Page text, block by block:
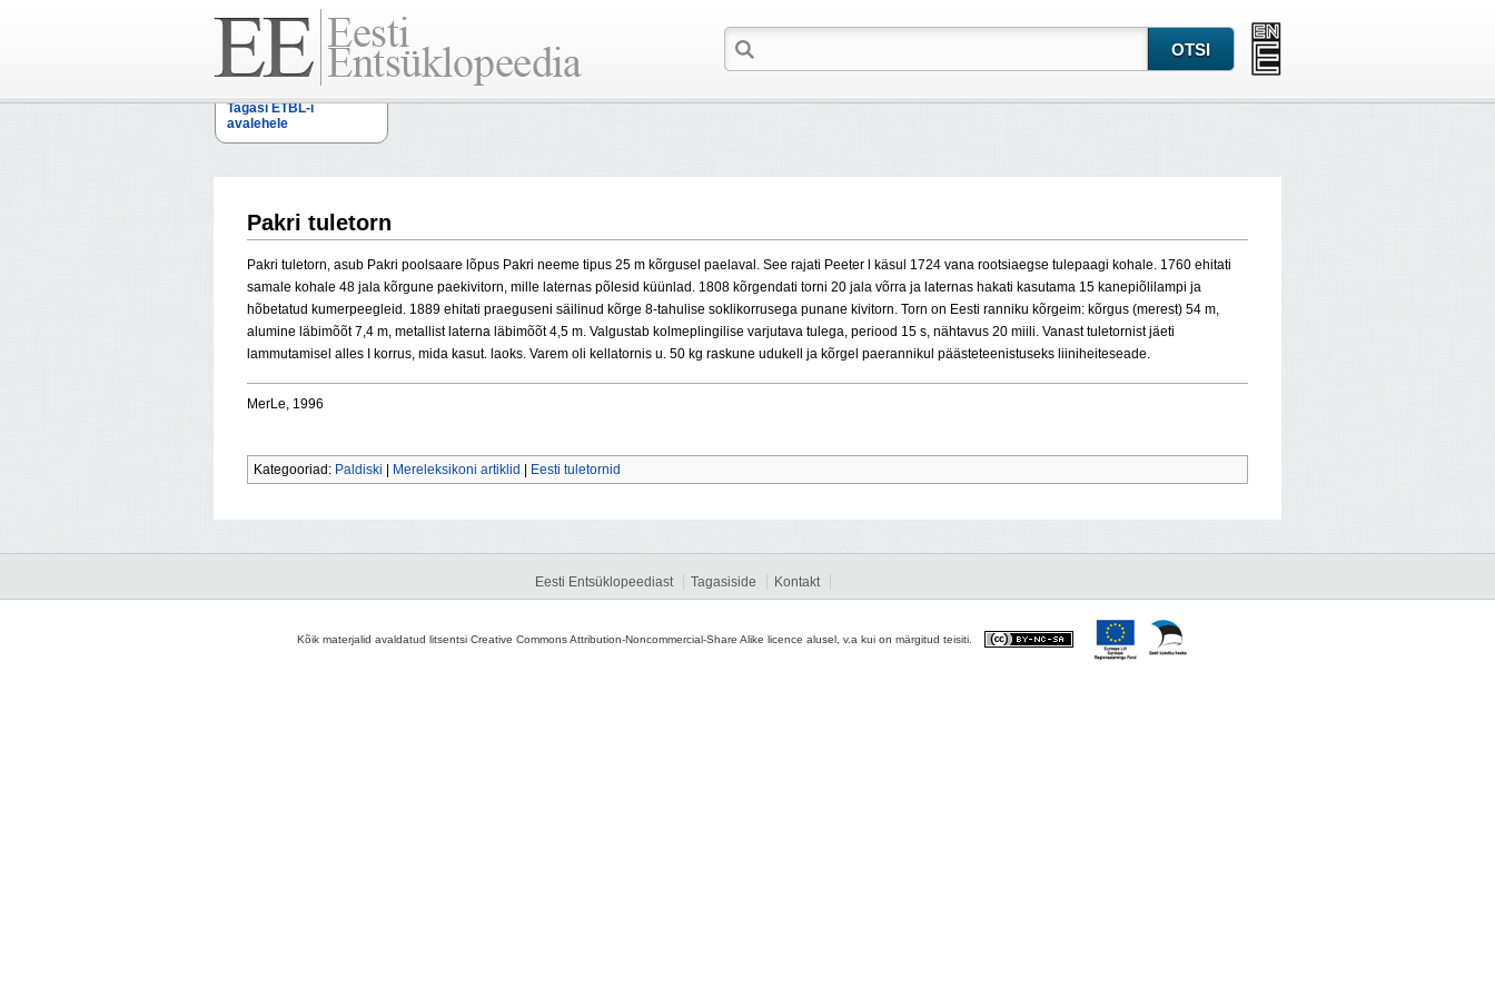
Tagasi ETBL-i
avalehele
Pakri tuletorn
Pakri tuletorn, asub Pakri poolsaare lõpus Pakri neeme tipus 25 m kõrgusel paelaval. See rajati Peeter l käsul 1724 vana rootsiaegse tulepaagi kohale. 1760 ehitati
samale kohale 48 jala kõrgune paekivitorn, mille laternas põlesid küünlad. 1808 kõrgendati torni 20 jala võrra ja laternas hakati kasutama 15 kanepiõlilampi ja
hõbetatud kumerpeegleid. 1889 ehitati praeguseni säilinud kõrge 8-tahulise soklikorrusega punane kivitorn. Torn on Eesti ranniku kõrgeim: kõrgus (merest) 54 m,
alumine läbimõõt 7,4 m, metallist laterna läbimõõt 4,5 m. Valgustab kolmeplingilise varjutava tulega, periood 15 s, nähtavus 20 miili. Vanast tuletornist jäeti
lammutamisel alles I korrus, mida kasut. laoks. Varem oli kellatornis u. 50 kg raskune udukell ja kõrgel paerannikul päästeteenistuseks liiniheiteseade.
MerLe, 1996
Kategooriad: Paldiski Mereleksikoni artiklid Eesti tuletornid
Eesti Entsüklopeediast Tagasiside Kontakt
Kõik materjalid avaldatud litsentsi Creative Commons Attribution-Noncommercial-Share Alike licence alusel, v.a kui on märgitud teisiti.